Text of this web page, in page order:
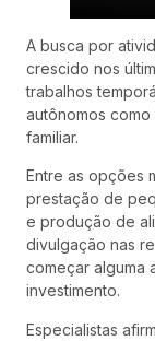
A busca por
crescido nos
trabalhos
autônomos
familiar.
Entre as opções
prestação de
e produção de
divulgação nas
começar alguma
investimento.
Especialistas